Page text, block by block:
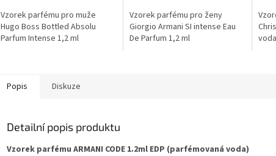
Vzorek parfému pro muže
Hugo Boss Bottled Absolu
Parfum Intense 1,2 ml
Vzorek parfému pro ženy
Giorgio Armani SI intense Eau
De Parfum 1,2 ml
Popis Diskuze
Detailní popis produktu
Vzorek parfému ARMANI CODE 1.2ml EDP (parfémovaná voda)